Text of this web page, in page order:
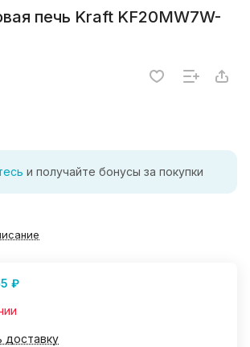
печь Kraft KF20MW7W-
и получайте бонусы за покупки
₽
доставку